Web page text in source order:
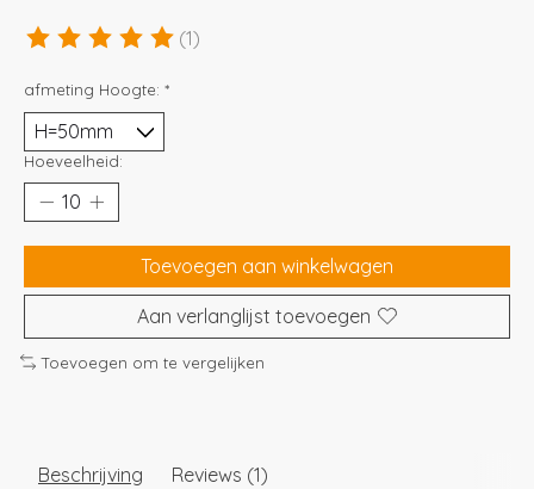
De beoordeling van dit product is
(1)
afmeting Hoogte: *
Hoeveelheid:
Toevoegen aan winkelwagen
Aan verlanglijst toevoegen
Toevoegen om te vergelijken
Beschrijving Reviews (1)